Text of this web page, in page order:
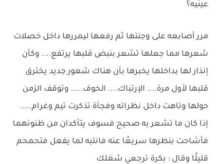
عينيه؟
مرر أصابعه على وجنتها ثم رفعها ليمررها داخل خصلات
شعرها مما جعلها تشعر بنبض قلبها يرتفع.... وكأن
إنذار لها بداخلها يخبرها بأن هناك شعور جديد يخترق
قلبها لأول مرة.... الإرتباك.... الخوف..... وتوقف الزمن
حولها وتاهت داخل نظراته وفجأة تذكرت تيم وغرام.....
إذا كان ما تشعر به صحيح فسوف يتأكدان من ظنونهما
فأشاحت بنظرها سريعًا عنه فانتبه لما يفعل فتحمحم
قليلًا وقال : بكرة ترجعي شغلك